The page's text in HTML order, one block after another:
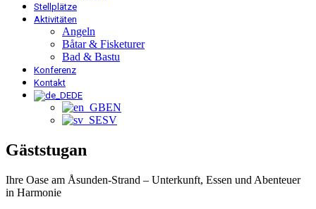
Stellplätze
Aktivitäten
Angeln
Båtar & Fisketurer
Bad & Bastu
Konferenz
Kontakt
DE
EN
SV
Gäststugan
Ihre Oase am Åsunden-Strand – Unterkunft, Essen und Abenteuer
in Harmonie